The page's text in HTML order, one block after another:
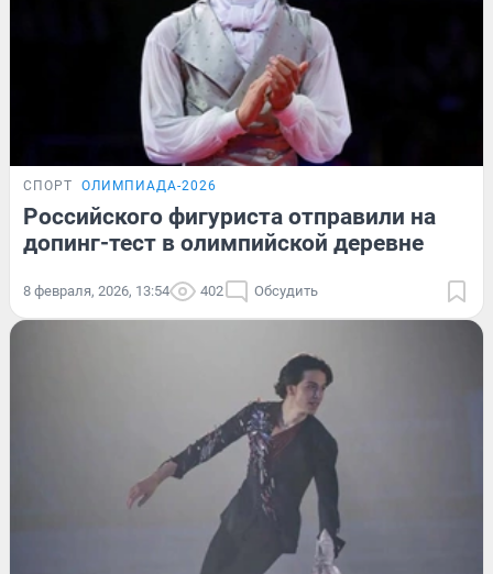
СПОРТ ОЛИМПИАДА-2026
Российского фигуриста отправили на
допинг-тест в олимпийской деревне
8 февраля, 2026, 13:54 402 Обсудить